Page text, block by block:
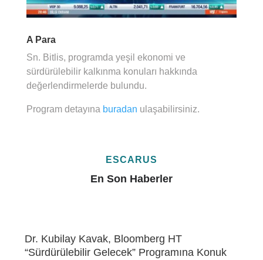
A Para
Sn. Bitlis, programda yeşil ekonomi ve
sürdürülebilir kalkınma konuları hakkında
değerlendirmelerde bulundu.
Program detayına buradan ulaşabilirsiniz.
ESCARUS
En Son Haberler
HT
Programına Konuk
Dr. Kubilay Kavak,
Enerji” Programına